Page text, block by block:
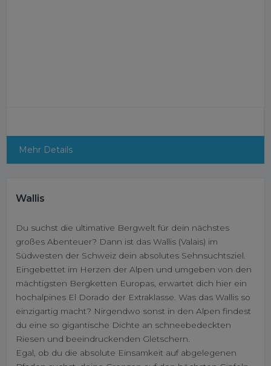
Mehr Details
Wallis
Du suchst die ultimative Bergwelt für dein nächstes
großes Abenteuer? Dann ist das Wallis (Valais) im
Südwesten der Schweiz dein absolutes Sehnsuchtsziel.
Eingebettet im Herzen der Alpen und umgeben von den
mächtigsten Bergketten Europas, erwartet dich hier ein
hochalpines El Dorado der Extraklasse. Was das Wallis so
einzigartig macht? Nirgendwo sonst in den Alpen findest
du eine so gigantische Dichte an schneebedeckten
Riesen und beeindruckenden Gletschern.
Egal, ob du die absolute Einsamkeit auf abgelegenen